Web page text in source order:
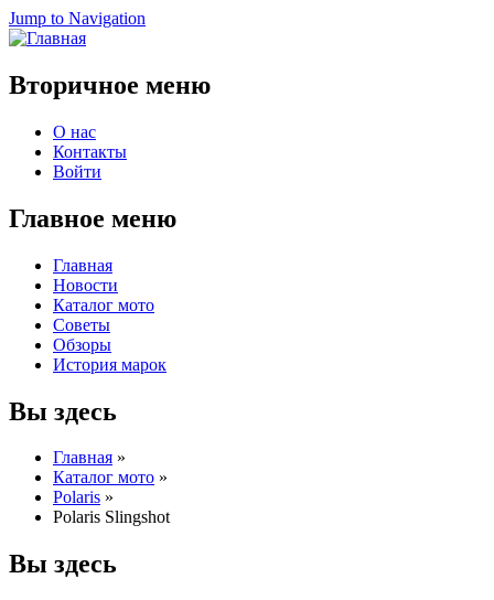
Jump to Navigation
Вторичное меню
О нас
Контакты
Войти
Главное меню
Главная
Новости
Каталог мото
Советы
Обзоры
История марок
Вы здесь
Главная »
Каталог мото »
Polaris »
Polaris Slingshot
Вы здесь